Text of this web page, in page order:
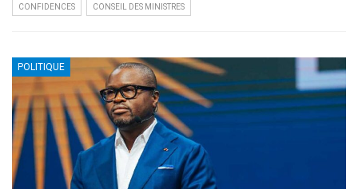
CONFIDENCES CONSEIL DES MINISTRES
POLITIQUE